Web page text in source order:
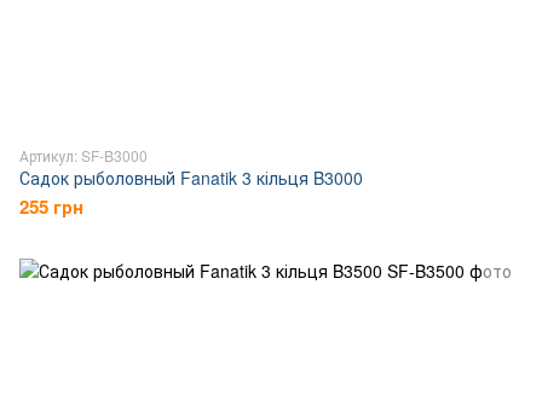
Артикул: SF-B3000
Садок рыболовный Fanatik 3 кільця B3000
255 грн